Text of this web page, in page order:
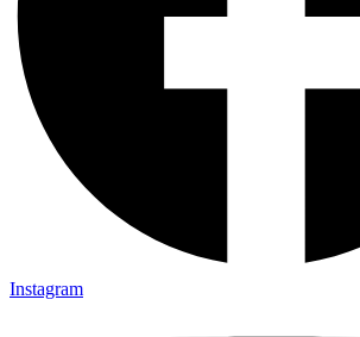
Instagram